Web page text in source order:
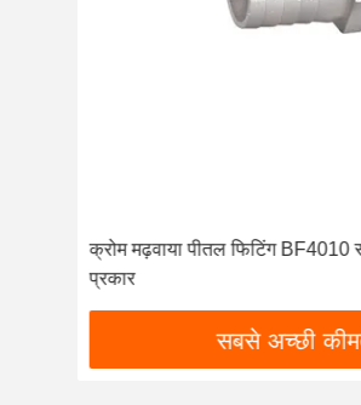
क्रोम मढ़वाया पीतल फिटिंग BF4010
प्रकार
सबसे अच्छी